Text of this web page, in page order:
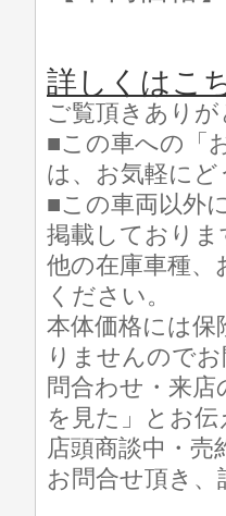
詳しくはこ
ご覧頂きありが
■この車への「
は、お気軽にど
■この車両以外
掲載しておりま
他の在庫車種
ください。
本体価格には保
りませんのでお
問合わせ・来
を見た」とお伝
店頭商談中・
お問合せ頂き